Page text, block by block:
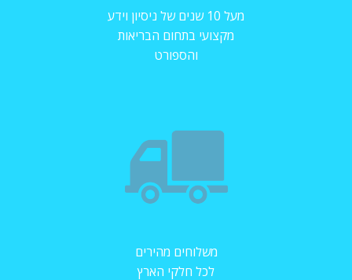
מעל 10 שנים של ניסיון וידע
מקצועי בתחום הבריאות
והספורט
משלוחים מהירים
לכל חלקי הארץ